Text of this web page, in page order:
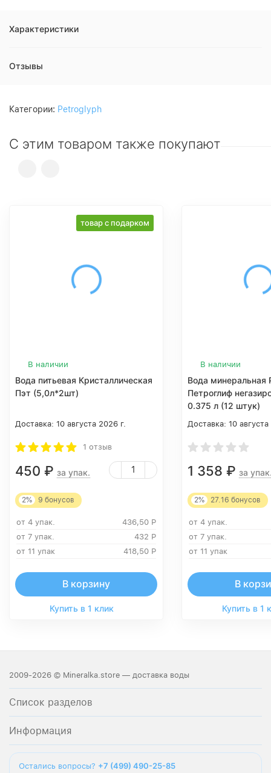
Характеристики
Отзывы
Категории: Petroglyph
С этим товаром также покупают
товар с подарком
В наличии
Вода питьевая Кристаллическая
Пэт (5,0л*2шт)
Доставка: 10 августа 2026 г.
1 отзыв
450 ₽ за упак.
2% 9 бонусов
от 4 упак. 436,50 Р
от 7 упак.
432 Р
от 11 упак
418,50 Р
В корзину
Купить в 1 клик
В наличии
Вода минеральная
Петроглиф
0.375 л (12 штук)
Доставка: 10
1 358 ₽ за
2% 27.16 бонусов
от 4 упак.
от 7 упак.
от 11 упак
В
Купить в 1
2009-2026 © Mineralka.store — доставка воды
Список разделов
Информация
Остались вопросы? +7 (499) 490-25-85